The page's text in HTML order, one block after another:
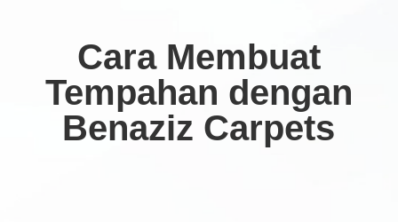
Cara Membuat
Tempahan dengan
Benaziz Carpets